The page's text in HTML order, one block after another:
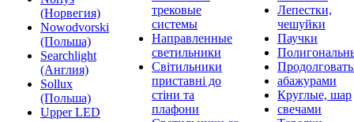
(Норвегия)
Nowodvorski
(Польша)
Searchlight
(Англия)
Sollux
(Польша)
Upper LED
трековые
системы
Направленные
светильники
Світильники
приставні до
стіни та
плафони
Лепестки,
чешуйки
Паучки
абажурами
Круглые, шар
свечами